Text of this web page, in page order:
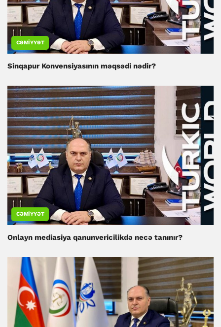
CƏMIYYƏT
Sinqapur Konvensiyasının məqsədi nədir?
CƏMIYYƏT
Onlayn mediasiya qanunvericilikdə necə tanınır?